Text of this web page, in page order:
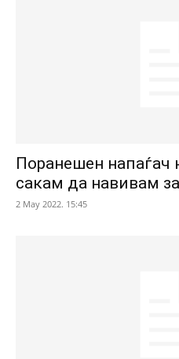
Поранешен напаѓач
сакам да навивам
2 May 2022. 15:45